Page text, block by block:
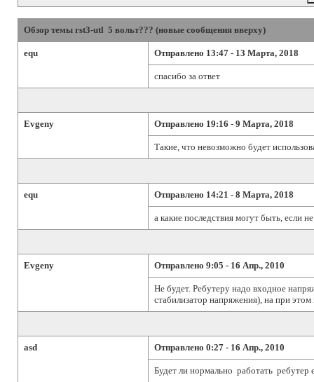
Обзор темы rst3-utl 5 вольт??? (новые сообщения вверху)
equ Отправлено 13:47 - 13 Марта, 2018
спасибо за ответ
Evgeny Отправлено 19:16 - 9 Марта, 2018
Такие, что невозможно будет
equ Отправлено 14:21 - 8 Марта, 2018
а какие последствия могут быть, если
Evgeny Отправлено 9:05 - 16 Апр., 2010
Не будет. Ребутеру надо входное
стабилизатор напряжения), на при
asd Отправлено 0:27 - 16 Апр., 2010
Будет ли нормально работать ребутер